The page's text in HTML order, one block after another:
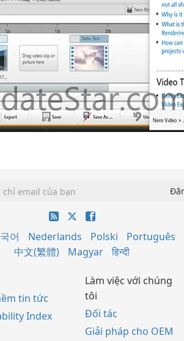
어 Nederlands Polski Português
中文(繁體)
Magyar हिन्दी
tin tức
Index
Làm việc với chúng
tôi
Đối tác
Giải pháp cho OEM